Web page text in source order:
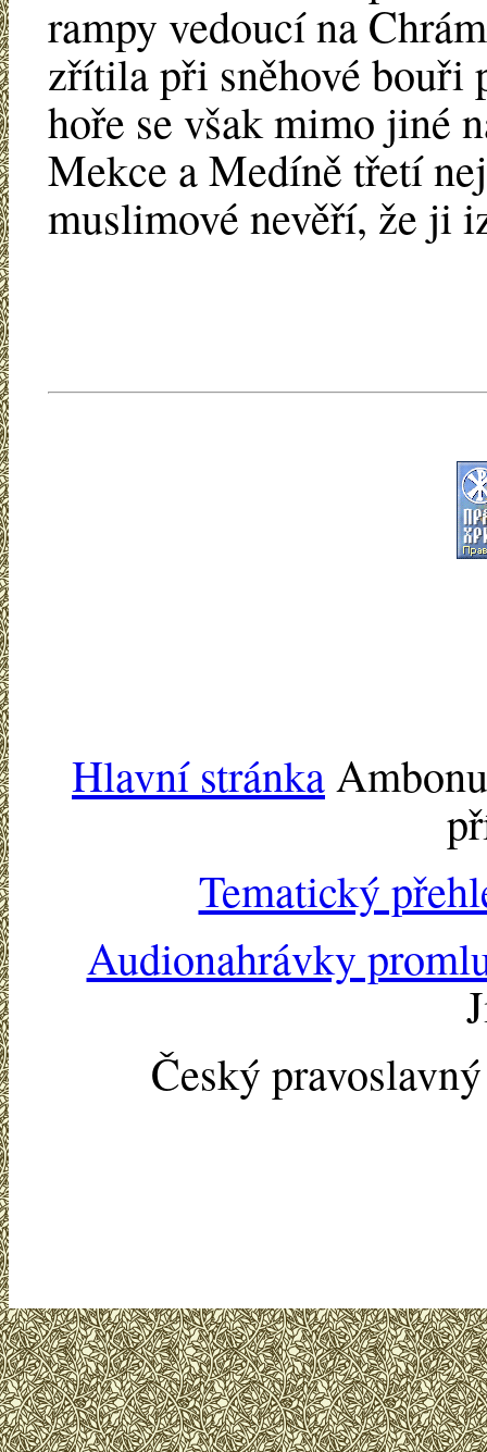
rampy vedoucí na
zřítila při sněhové bouři
hoře se však mimo jiné
Mekce a Medíně třetí
muslimové nevěří, že ji
Hlavní stránka
Tematický
Audionahrávky
Český